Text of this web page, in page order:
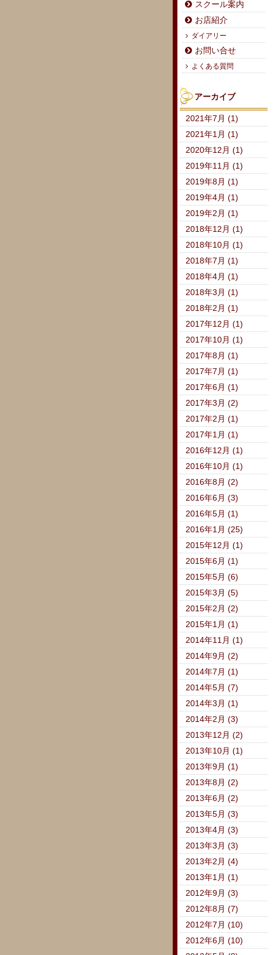
スクール案内
お店紹介
ダイアリー
お問い合せ
よくある質問
アーカイブ
2021年7月 (1)
2021年1月 (1)
2020年12月 (1)
2019年11月 (1)
2019年8月 (1)
2019年4月 (1)
2019年2月 (1)
2018年12月 (1)
2018年10月 (1)
2018年7月 (1)
2018年4月 (1)
2018年3月 (1)
2018年2月 (1)
2017年12月 (1)
2017年10月 (1)
2017年8月 (1)
2017年7月 (1)
2017年6月 (1)
2017年3月 (2)
2017年2月 (1)
2017年1月 (1)
2016年12月 (1)
2016年10月 (1)
2016年8月 (2)
2016年6月 (3)
2016年5月 (1)
2016年1月 (25)
2015年12月 (1)
2015年6月 (1)
2015年5月 (6)
2015年3月 (5)
2015年2月 (2)
2015年1月 (1)
2014年11月 (1)
2014年9月 (2)
2014年7月 (1)
2014年5月 (7)
2014年3月 (1)
2014年2月 (3)
2013年12月 (2)
2013年10月 (1)
2013年9月 (1)
2013年8月 (2)
2013年6月 (2)
2013年5月 (3)
2013年4月 (3)
2013年3月 (3)
2013年2月 (4)
2013年1月 (1)
2012年9月 (3)
2012年8月 (7)
2012年7月 (10)
2012年6月 (10)